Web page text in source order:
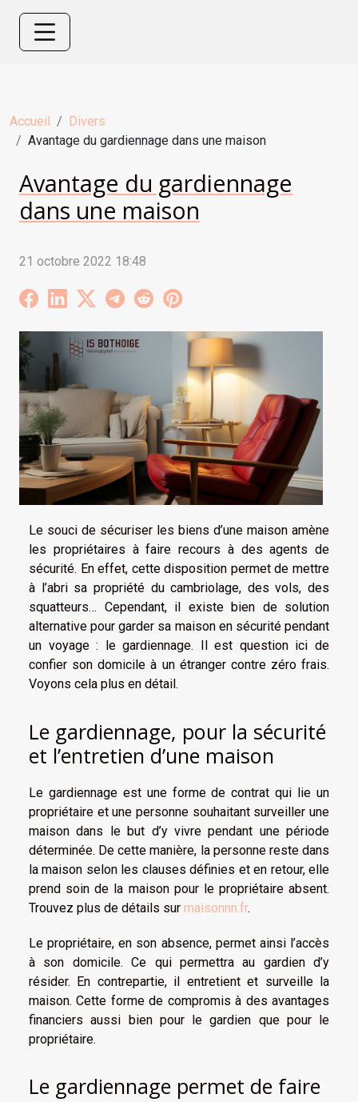
Accueil
Divers
Avantage du gardiennage dans une maison
Avantage du gardiennage
dans une maison
21 octobre 2022 18:48
Le souci de sécuriser les biens d’une maison amène
les propriétaires à faire recours à des agents de
sécurité. En effet, cette disposition permet de mettre
à l’abri sa propriété du cambriolage, des vols, des
squatteurs… Cependant, il existe bien de solution
alternative pour garder sa maison en sécurité pendant
un voyage : le gardiennage. Il est question ici de
confier son domicile à un étranger contre zéro frais.
Voyons cela plus en détail.
Le gardiennage, pour la sécurité
et l’entretien d’une maison
Le gardiennage est une forme de contrat qui lie un
propriétaire et une personne souhaitant surveiller une
maison dans le but d’y vivre pendant une période
déterminée. De cette manière, la personne reste dans
la maison selon les clauses définies et en retour, elle
prend soin de la maison pour le propriétaire absent.
Trouvez plus de détails sur maisonnn.fr.
Le propriétaire, en son absence, permet ainsi l’accès
à son domicile. Ce qui permettra au gardien d’y
résider. En contrepartie, il entretient et surveille la
maison. Cette forme de compromis à des avantages
financiers aussi bien pour le gardien que pour le
propriétaire.
Le gardiennage permet de faire